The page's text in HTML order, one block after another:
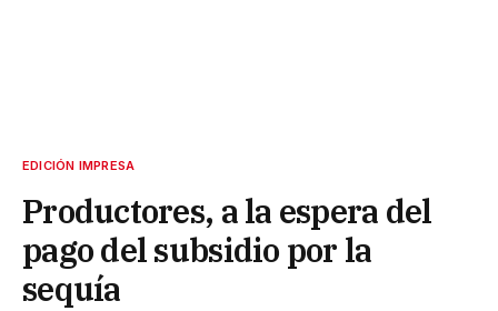
EDICIÓN IMPRESA
Productores, a la espera del
pago del subsidio por la
sequía